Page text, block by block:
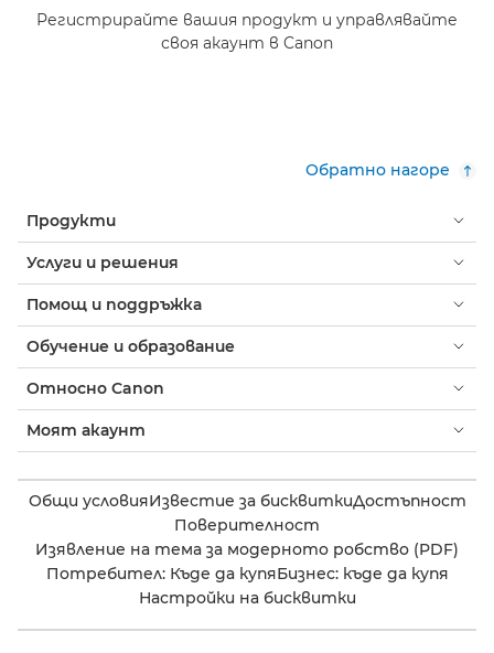
Регистрирайте вашия продукт и управлявайте
своя акаунт в Canon
Обратно нагоре
Продукти
Услуги и решения
Помощ и поддръжка
Обучение и образование
Относно Canon
Моят акаунт
Общи условияИзвестие за бисквиткиДостъпност
Поверителност
Изявление на тема за модерното робство (PDF)
Потребител: Къде да купяБизнес: къде да купя
Настройки на бисквитки